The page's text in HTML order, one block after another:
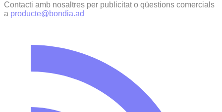
Contacti amb nosaltres per publicitat o qüestions comercials
a producte@bondia.ad